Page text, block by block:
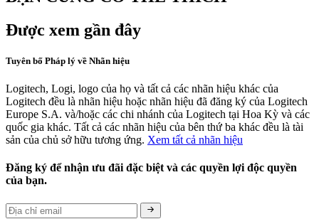
Được xem gần đây
Tuyên bố Pháp lý về Nhãn hiệu
Logitech, Logi, logo của họ và tất cả các nhãn hiệu khác của
Logitech đều là nhãn hiệu hoặc nhãn hiệu đã đăng ký của Logitech
Europe S.A. và/hoặc các chi nhánh của Logitech tại Hoa Kỳ và các
quốc gia khác. Tất cả các nhãn hiệu của bên thứ ba khác đều là tài
sản của chủ sở hữu tương ứng. Xem tất cả nhãn hiệu
Đăng ký để nhận ưu đãi đặc biệt và các quyền lợi độc quyền
của bạn.